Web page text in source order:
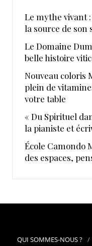
Le mythe vivant
la source de son
Le Domaine
belle histoire
Nouveau coloris
plein de
votre table
« Du Spirituel
la pianiste et
École Camondo
des espaces,
QUI SOMMES-NOUS ?